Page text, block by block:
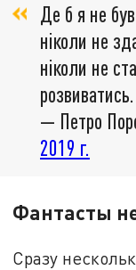
Де б я не
ніколи не
ніколи не
— Петро
2019 г.
Фантасты
Сразу